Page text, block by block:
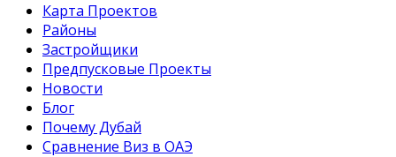
Карта Проектов
Районы
Застройщики
Предпусковые Проекты
Новости
Блог
Почему Дубай
Сравнение Виз в ОАЭ